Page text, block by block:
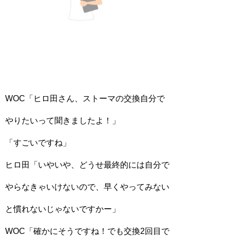
WOC「ヒロ田さん、ストーマの交換自分で
やりたいって聞きましたよ！」
「すごいですね」
ヒロ田「いやいや、どうせ最終的には自分で
やらなきゃいけないので、早くやってみない
と慣れないじゃないですかー」
WOC「確かにそうですね！でも交換2回目で